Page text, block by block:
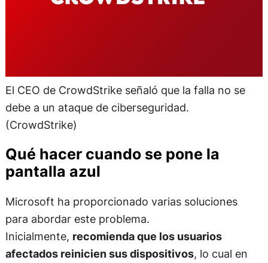
El CEO de CrowdStrike señaló que la falla no se
debe a un ataque de ciberseguridad.
(CrowdStrike)
Qué hacer cuando se pone la
pantalla azul
Microsoft ha proporcionado varias soluciones
para abordar este problema.
Inicialmente, recomienda que los usuarios
afectados reinicien sus dispositivos, lo cual en